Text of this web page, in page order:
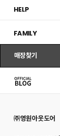
HELP
FAMILY
매장찾기
㈜영원아웃도어